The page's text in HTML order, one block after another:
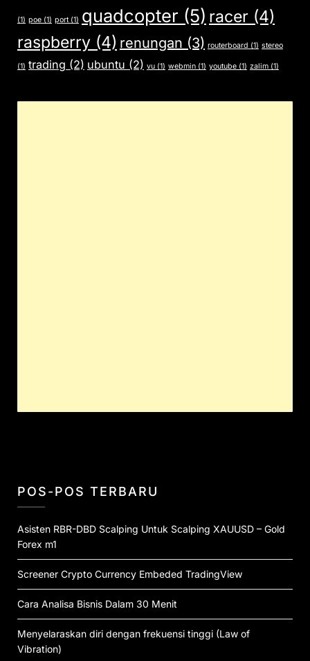
(1) poe (1) port(1) quadcopter (5) racer (4)
raspberry (4) renungan (3) routerboard (1) stereo
(1) trading (2) ubuntu (2) vu (1) webmin (1) youtube (1) zalim (1)
POS-POS TERBARU
Asisten RBR-DBD Scalping Untuk Scalping XAUUSD – Gold
Forex m1
Screener Crypto Currency Embeded TradingView
Cara Analisa Bisnis Dalam 30 Menit
Menyelaraskan diri dengan frekuensi tinggi (Law of
Vibration)